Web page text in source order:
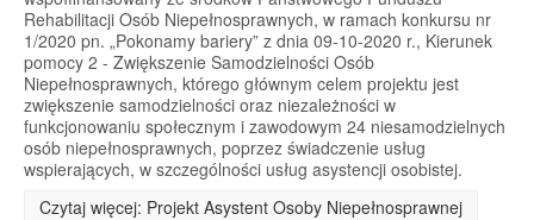
Rehabilitacji Osób Niepełnosprawnych, w ramach konkursu nr
1/2020 pn. „Pokonamy bariery” z dnia 09-10-2020 r., Kierunek
pomocy 2 - Zwiększenie Samodzielności Osób
Niepełnosprawnych, którego głównym celem projektu jest
zwiększenie samodzielności oraz niezależności w
funkcjonowaniu społecznym i zawodowym 24 niesamodzielnych
osób niepełnosprawnych, poprzez świadczenie usług
wspierających, w szczególności usług asystencji osobistej.
Czytaj więcej: Projekt Asystent Osoby Niepełnosprawnej